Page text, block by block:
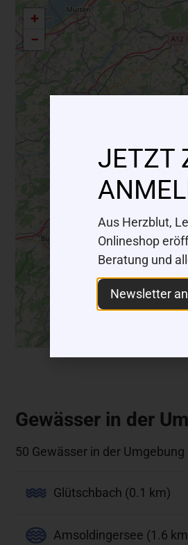
+
−
Gewässer in der
50 Gewässer in der Umgebung
Glütschbach (0.1 km)
Amsoldingersee (1.6
JETZT
Aus Herzblut,
Onlineshop
Beratung und
Newsletter